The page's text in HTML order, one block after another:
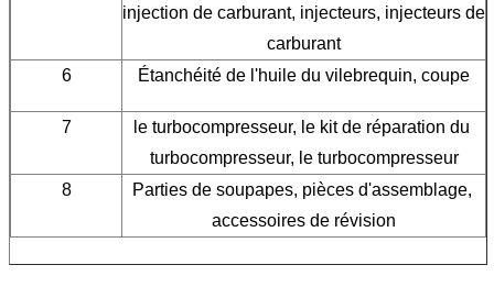
injection de carburant, injecteurs, injecteurs de
carburant
6
Étanchéité de l'huile du vilebrequin, coupe
7
le turbocompresseur, le kit de réparation du
turbocompresseur, le turbocompresseur
8
Parties de soupapes, pièces d'assemblage,
accessoires de révision